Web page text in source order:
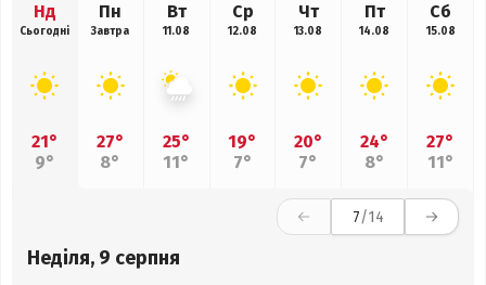
Нд
Сьогодні
21°
9°
Пн
Завтра
27°
8°
Вт
11.08
25°
11°
Ср
12.08
19°
7°
Чт
13.08
20°
7°
Пт
14.08
24°
8°
Сб
15.08
27°
11°
7/14
Неділя, 9 серпня